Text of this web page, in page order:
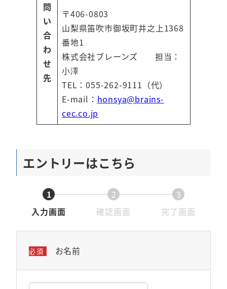
問
い
合
わ
せ
先
〒406-0803
山梨県笛吹市御坂町井之上1368
番地1
株式会社ブレーンズ 担当：
小澤
TEL：055-262-9111（代）
E-mail： honsya@brains-
cec.co.jp
エントリーはこちら
1
入力画面現
示
さ
れ
2
確認画面
さ
れ
3
完了画面
さ
必須 お名前